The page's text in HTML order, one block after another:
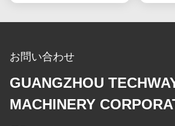
お問い合わせ
GUANGZHOU
MACHINERY